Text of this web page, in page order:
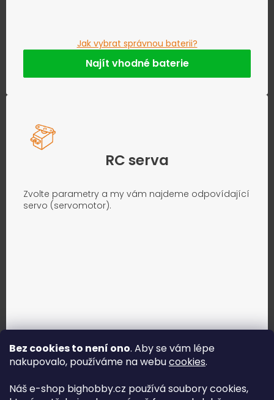
Bez cookies to není ono. Aby se vám lépe
nakupovalo, používáme na webucookies.
Náš e-shop bighobby.cz používá soubory cookies,
Jak vybrat správnou baterii?
Najít vhodné baterie
RC serva
Zvolte parametry a my vám najdeme odpovídající
servo (servomotor).
Jak vybrat správné servo?